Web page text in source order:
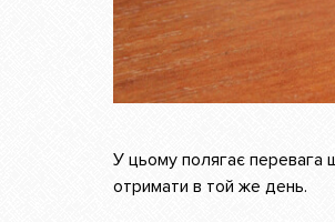
У цьому полягає перевага
отримати в той же день.